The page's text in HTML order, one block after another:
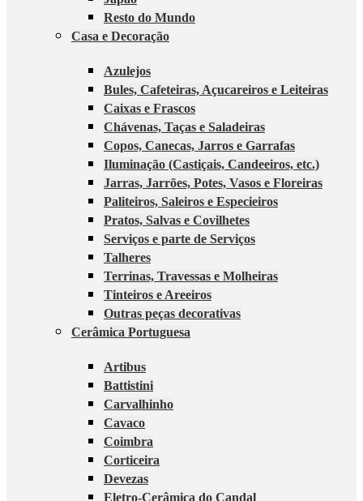
Resto do Mundo
Casa e Decoração
Azulejos
Bules, Cafeteiras, Açucareiros e Leiteiras
Caixas e Frascos
Chávenas, Taças e Saladeiras
Copos, Canecas, Jarros e Garrafas
Iluminação (Castiçais, Candeeiros, etc.)
Jarras, Jarrões, Potes, Vasos e Floreiras
Paliteiros, Saleiros e Especieiros
Pratos, Salvas e Covilhetes
Serviços e parte de Serviços
Talheres
Terrinas, Travessas e Molheiras
Tinteiros e Areeiros
Outras peças decorativas
Cerâmica Portuguesa
Artibus
Battistini
Carvalhinho
Cavaco
Coimbra
Corticeira
Devezas
Eletro-Cerâmica do Candal